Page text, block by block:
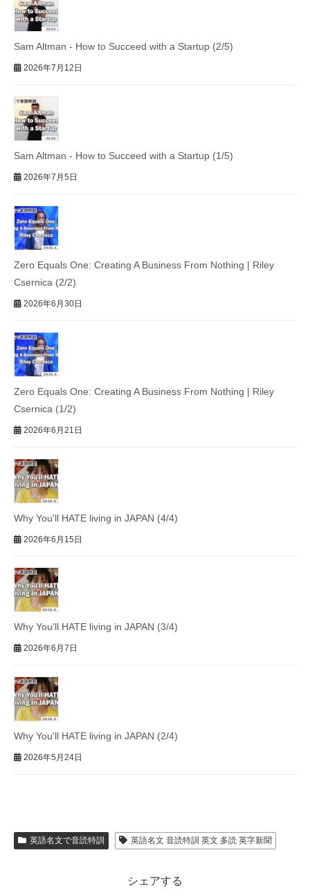
Sam Altman - How to Succeed with a Startup (2/5)
2026年7月12日
Sam Altman - How to Succeed with a Startup (1/5)
2026年7月5日
Zero Equals One: Creating A Business From Nothing | Riley
Csernica (2/2)
2026年6月30日
Zero Equals One: Creating A Business From Nothing | Riley
Csernica (1/2)
2026年6月21日
Why You'll HATE living in JAPAN (4/4)
2026年6月15日
Why You'll HATE living in JAPAN (3/4)
2026年6月7日
Why You'll HATE living in JAPAN (2/4)
2026年5月24日
英語名文で音読特訓 英語名文 音読特訓 英文 多読 英字新聞
シェアする